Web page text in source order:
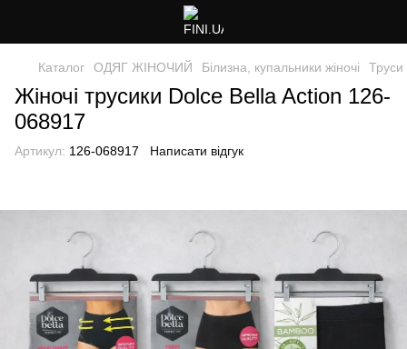
Каталог ОДЯГ ЖІНОЧИЙ Білизна, купальники жіночі Труси
Жіночі трусики Dolce Bella Action 126-
068917
Артикул: 126-068917 Написати відгук